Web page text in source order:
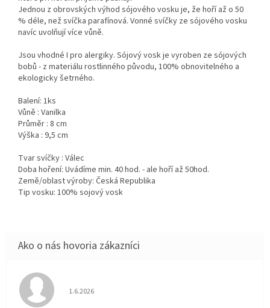
Jednou z obrovských výhod sójového vosku je, že hoří až o 50
% déle, než svíčka parafínová. Vonné svíčky ze sójového vosku
navíc uvolňují více vůně.
Jsou vhodné I pro alergiky. Sójový vosk je vyroben ze sójových
bobů - z materiálu rostlinného původu, 100% obnovitelného a
ekologicky šetrného.
Balení: 1ks
Vůně : Vanilka
Průměr : 8 cm
Výška : 9,5 cm
Tvar svíčky : Válec
Doba hoření: Uvádíme min. 40 hod. - ale hoří až 50hod.
Země/oblast výroby: Česká Republika
Tip vosku: 100% sojový vosk
Hodnotenie obchodu je 5 z 5 hviezdičiek.
1.6.2026